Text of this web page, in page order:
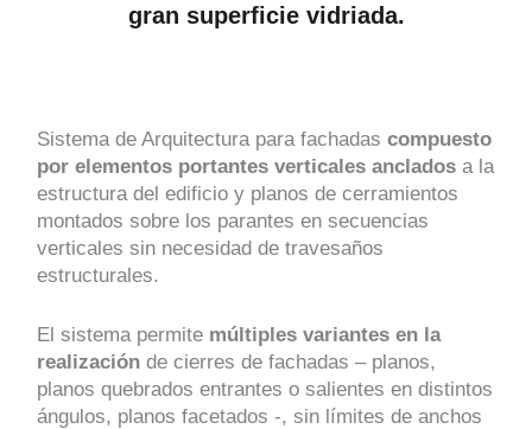
gran superficie vidriada.
Sistema de Arquitectura para fachadascompuesto
por elementos portantes verticales anclados a la
estructura del edificio y planos de cerramientos
montados sobre los parantes en secuencias
verticales sin necesidad de travesaños
estructurales.
El sistema permite múltiples variantes en la
realización de cierres de fachadas – planos,
planos quebrados entrantes o salientes en distintos
ángulos, planos facetados -, sin límites de anchos